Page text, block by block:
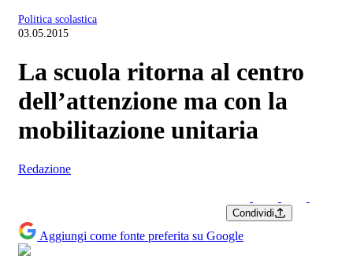
Politica scolastica
03.05.2015
La scuola ritorna al centro
dell’attenzione ma con la
mobilitazione unitaria
Redazione
Condividi
Aggiungi come fonte preferita su Google